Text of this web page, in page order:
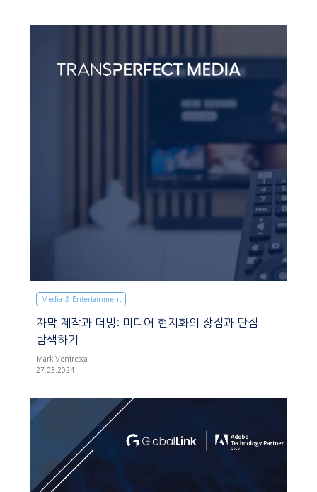
Media & Entertainment
자막 제작과 더빙: 미디어 현지화의 장점과 단점
탐색하기
Mark Ventresca
27.03.2024